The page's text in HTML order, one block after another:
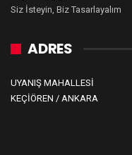
Siz İsteyin, Biz Tasarlayalım
ADRES
UYANIŞ MAHALLESİ
KEÇİÖREN / ANKARA